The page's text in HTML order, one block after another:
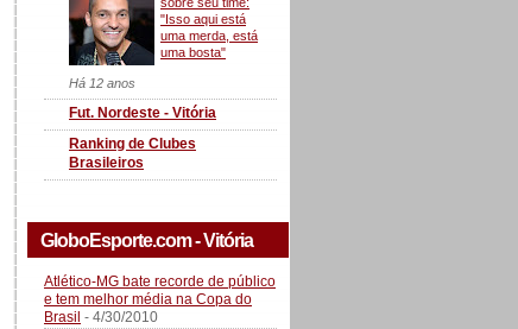
"Isso aqui está
uma merda, está
uma bosta"
Há 12 anos
Fut. Nordeste - Vitória
Ranking de Clubes
Brasileiros
GloboEsporte.com - Vitória
Atlético-MG bate recorde de público
e tem melhor média na Copa do
Brasil - 4/30/2010